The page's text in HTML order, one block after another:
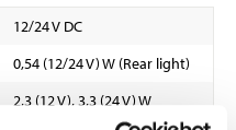
12/24 V DC
0,54 (12/24 V) W (Rear light)
2,3 (12 V), 3,3 (24 V) W